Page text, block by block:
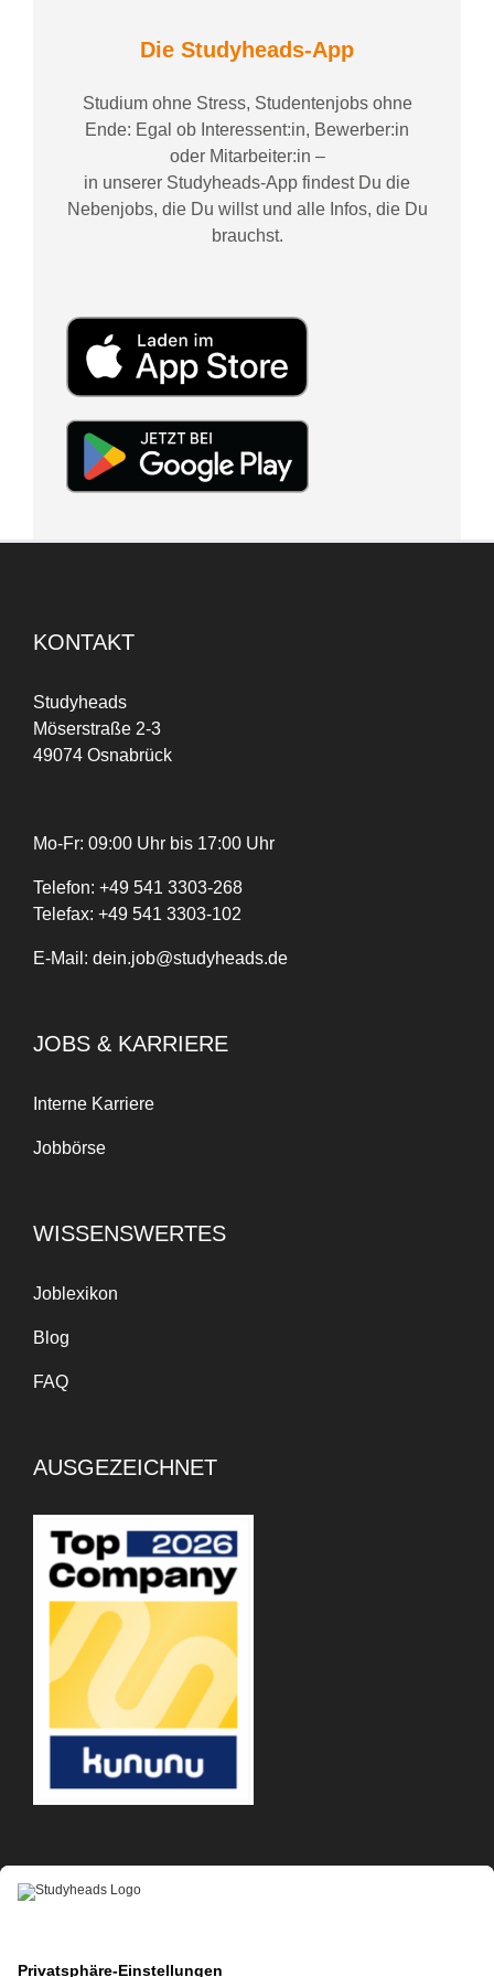
Die Studyheads-App
Studium ohne Stress, Studentenjobs ohne
Ende: Egal ob Interessent:in, Bewerber:in
oder Mitarbeiter:in –
in unserer Studyheads-App findest Du die
Nebenjobs, die Du willst und alle Infos, die Du
brauchst.
KONTAKT
Studyheads
Möserstraße 2-3
49074 Osnabrück
Mo-Fr: 09:00 Uhr bis 17:00 Uhr
Telefon: +49 541 3303-268
Telefax: +49 541 3303-102
E-Mail: dein.job@studyheads.de
JOBS & KARRIERE
Interne Karriere
Jobbörse
WISSENSWERTES
Joblexikon
Blog
FAQ
AUSGEZEICHNET